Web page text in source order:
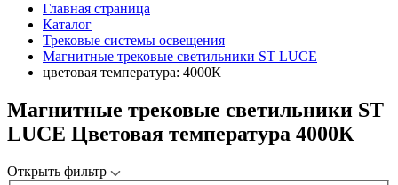
Главная страница
Каталог
Трековые системы освещения
Магнитные трековые светильники ST LUCE
цветовая температура: 4000К
Магнитные трековые светильники ST
LUCE Цветовая температура 4000К
Открыть фильтр